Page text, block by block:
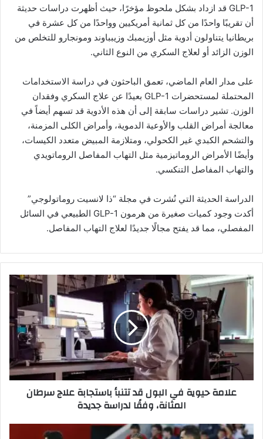
GLP-1 قد ازداد بشكل ملحوظ مؤخرًا، حيث أظهرت دراسات حديثة
أن تقريبًا واحدًا من كل ثمانية أمريكيين وواحدًا من كل عشرة في
بريطانيا يتناولون أدوية مثل أوزيمبك وزيبباوند ومونجارو للتخلص من
الوزن الزائد أو لعلاج السكري من النوع الثاني.
على مدار العام الماضي، تعمق الباحثون في دراسة الاستخدامات
المحتملة لمستحضرات GLP-1 بعيدًا عن علاج السكري وفقدان
الوزن. تشير دراسات سابقة إلى أن هذه الأدوية قد تسهم أيضاً في
معالجة أمراض القلب والأوعية الدموية، وأمراض الكلى المزمنة،
والتشحم الكبدي غير الكحولي، ومتلازمة المبيض متعدد الكيسات،
وأيضًا الأمراض الروماتيزمية مثل التهاب المفاصل الروماتويدي
والتهاب المفاصل التنكسي.
الدراسة الحديثة التي نُشرت في مجلة “ذا لانسيت روماتولوجي”
أكدت وجود كميات صغيرة من هرمون GLP-1 الطبيعي في السائل
المفصلي، مما قد يفتح مجالًا جديدًا لعلاج التهاب المفاصل.
ع
ل
ة
ح
ي
ي
علامة حيوية في البول قد تتنبأ باستجابة علاج سرطان
المثانة، وفقًا لدراسة جديدة